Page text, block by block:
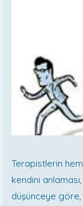
Terapistlerin
kendini
düşünceye